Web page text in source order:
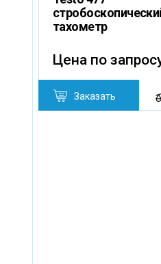
тахометр
Цена по
Заказать